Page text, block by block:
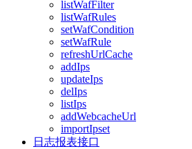
listWafFilter
listWafRules
setWafCondition
setWafRule
refreshUrlCache
addIps
updateIps
delIps
listIps
addWebcacheUrl
importIpset
日志报表接口